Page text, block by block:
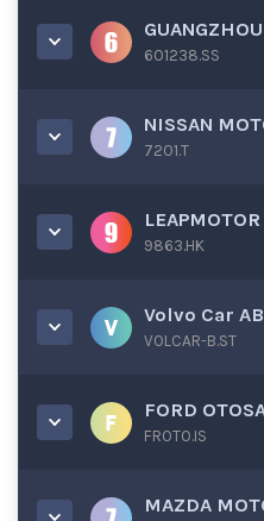
601238.SS
NISSAN
7201.T
LEAPMOTOR
9863.HK
Volvo Car
VOLCAR-B.ST
FORD
FROTO.IS
MAZDA